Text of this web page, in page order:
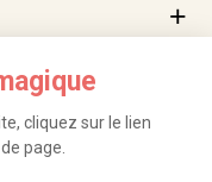
cliquez sur le lien
page.